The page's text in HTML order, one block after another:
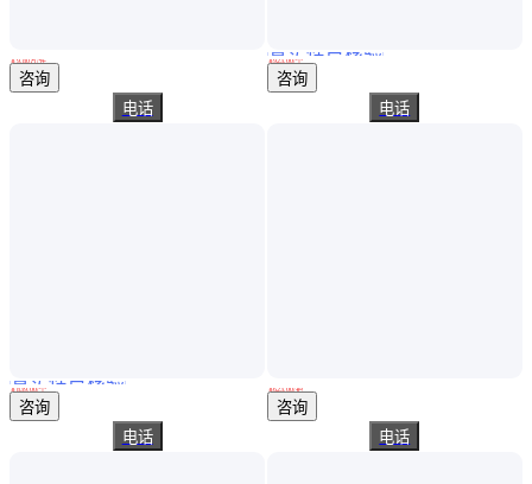
￥9.80万/件
黑龙江哈尔滨
咨询
电话
日本PEACOCK孔雀深度计 T-2针盘式深度量表 深度测量仪 指针式深度规
真实性已核验
￥839.00/个
广东佛山
咨询
电话
日本PEACOCK孔雀深度计 T-3针盘式深度量表 深度测量仪 指针式深度规
真实性已核验
￥923 .00/个
广东佛山
咨询
电话
￥623 .00/把
江苏常州
咨询
电话